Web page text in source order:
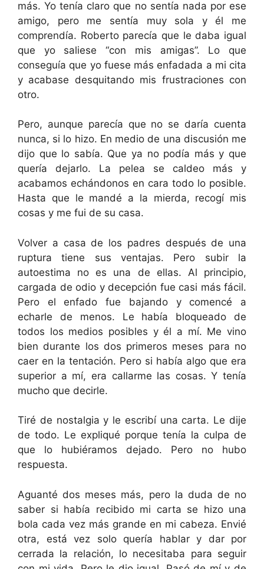
más. Yo tenía claro que no sentía nada por ese
amigo, pero me sentía muy sola y él me
comprendía. Roberto parecía que le daba igual
que yo saliese “con mis amigas”. Lo que
conseguía que yo fuese más enfadada a mi cita
y acabase desquitando mis frustraciones con
otro.
Pero, aunque parecía que no se daría cuenta
nunca, si lo hizo. En medio de una discusión me
dijo que lo sabía. Que ya no podía más y que
quería dejarlo. La pelea se caldeo más y
acabamos echándonos en cara todo lo posible.
Hasta que le mandé a la mierda, recogí mis
cosas y me fui de su casa.
Volver a casa de los padres después de una
ruptura tiene sus ventajas. Pero subir la
autoestima no es una de ellas. Al principio,
cargada de odio y decepción fue casi más fácil.
Pero el enfado fue bajando y comencé a
echarle de menos. Le había bloqueado de
todos los medios posibles y él a mí. Me vino
bien durante los dos primeros meses para no
caer en la tentación. Pero si había algo que era
superior a mí, era callarme las cosas. Y tenía
mucho que decirle.
Tiré de nostalgia y le escribí una carta. Le dije
de todo. Le expliqué porque tenía la culpa de
que lo hubiéramos dejado. Pero no hubo
respuesta.
Aguanté dos meses más, pero la duda de no
saber si había recibido mi carta se hizo una
bola cada vez más grande en mi cabeza. Envié
otra, está vez solo quería hablar y dar por
cerrada la relación, lo necesitaba para seguir